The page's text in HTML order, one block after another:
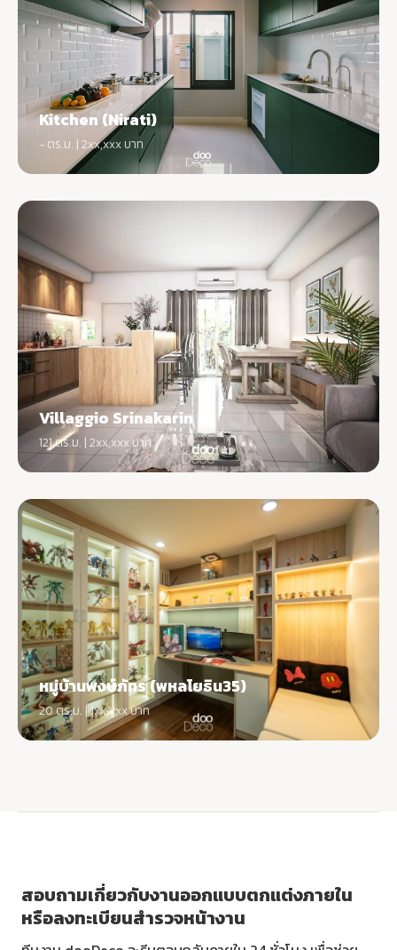
Kitchen (Nirati)
- ตร.ม. | 2xx,xxx บาท
Villaggio Srinakarin
121 ตร.ม. | 2xx,xxx บาท
หมู่บ้านพงษ์ภัทร (พหลโยธิน35)
20 ตร.ม. | 1xx,xxx บาท
สอบถามเกี่ยวกับงานออกแบบตกแต่งภายใน
หรือลงทะเบียนสำรวจหน้างาน